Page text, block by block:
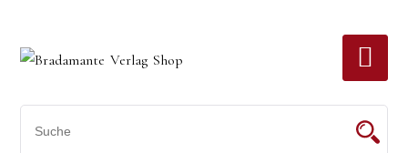
content